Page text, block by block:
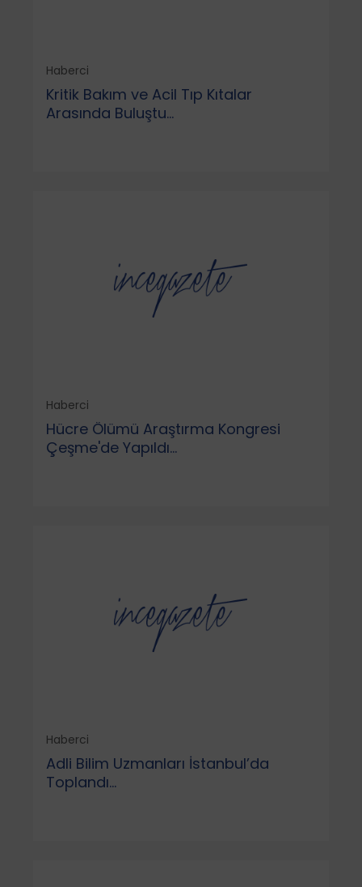
Haberci
Kritik Bakım ve Acil Tıp Kıtalar
Arasında Buluştu...
Haberci
Hücre Ölümü Araştırma Kongresi
Çeşme'de Yapıldı...
Haberci
Adli Bilim Uzmanları İstanbul’da
Toplandı...